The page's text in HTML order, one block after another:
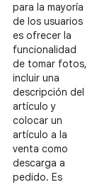
para la mayoría
de los usuarios
es ofrecer la
funcionalidad
de tomar fotos,
incluir una
descripción del
artículo y
colocar un
artículo a la
venta como
descarga a
pedido. Es